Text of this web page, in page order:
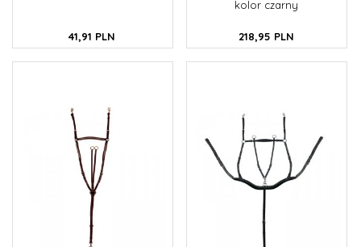
41,91 PLN
kolor czarny
218,95 PLN